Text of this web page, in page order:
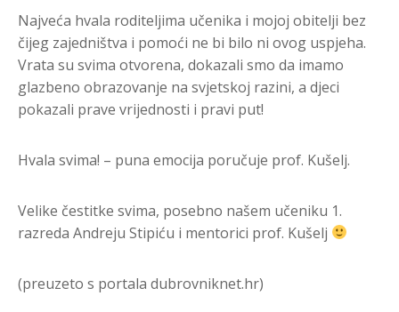
Najveća hvala roditeljima učenika i mojoj obitelji bez
čijeg zajedništva i pomoći ne bi bilo ni ovog uspjeha.
Vrata su svima otvorena, dokazali smo da imamo
glazbeno obrazovanje na svjetskoj razini, a djeci
pokazali prave vrijednosti i pravi put!
Hvala svima! – puna emocija poručuje prof. Kušelj.
Velike čestitke svima, posebno našem učeniku 1.
razreda Andreju Stipiću i mentorici prof. Kušelj
(preuzeto s portala dubrovniknet.hr)